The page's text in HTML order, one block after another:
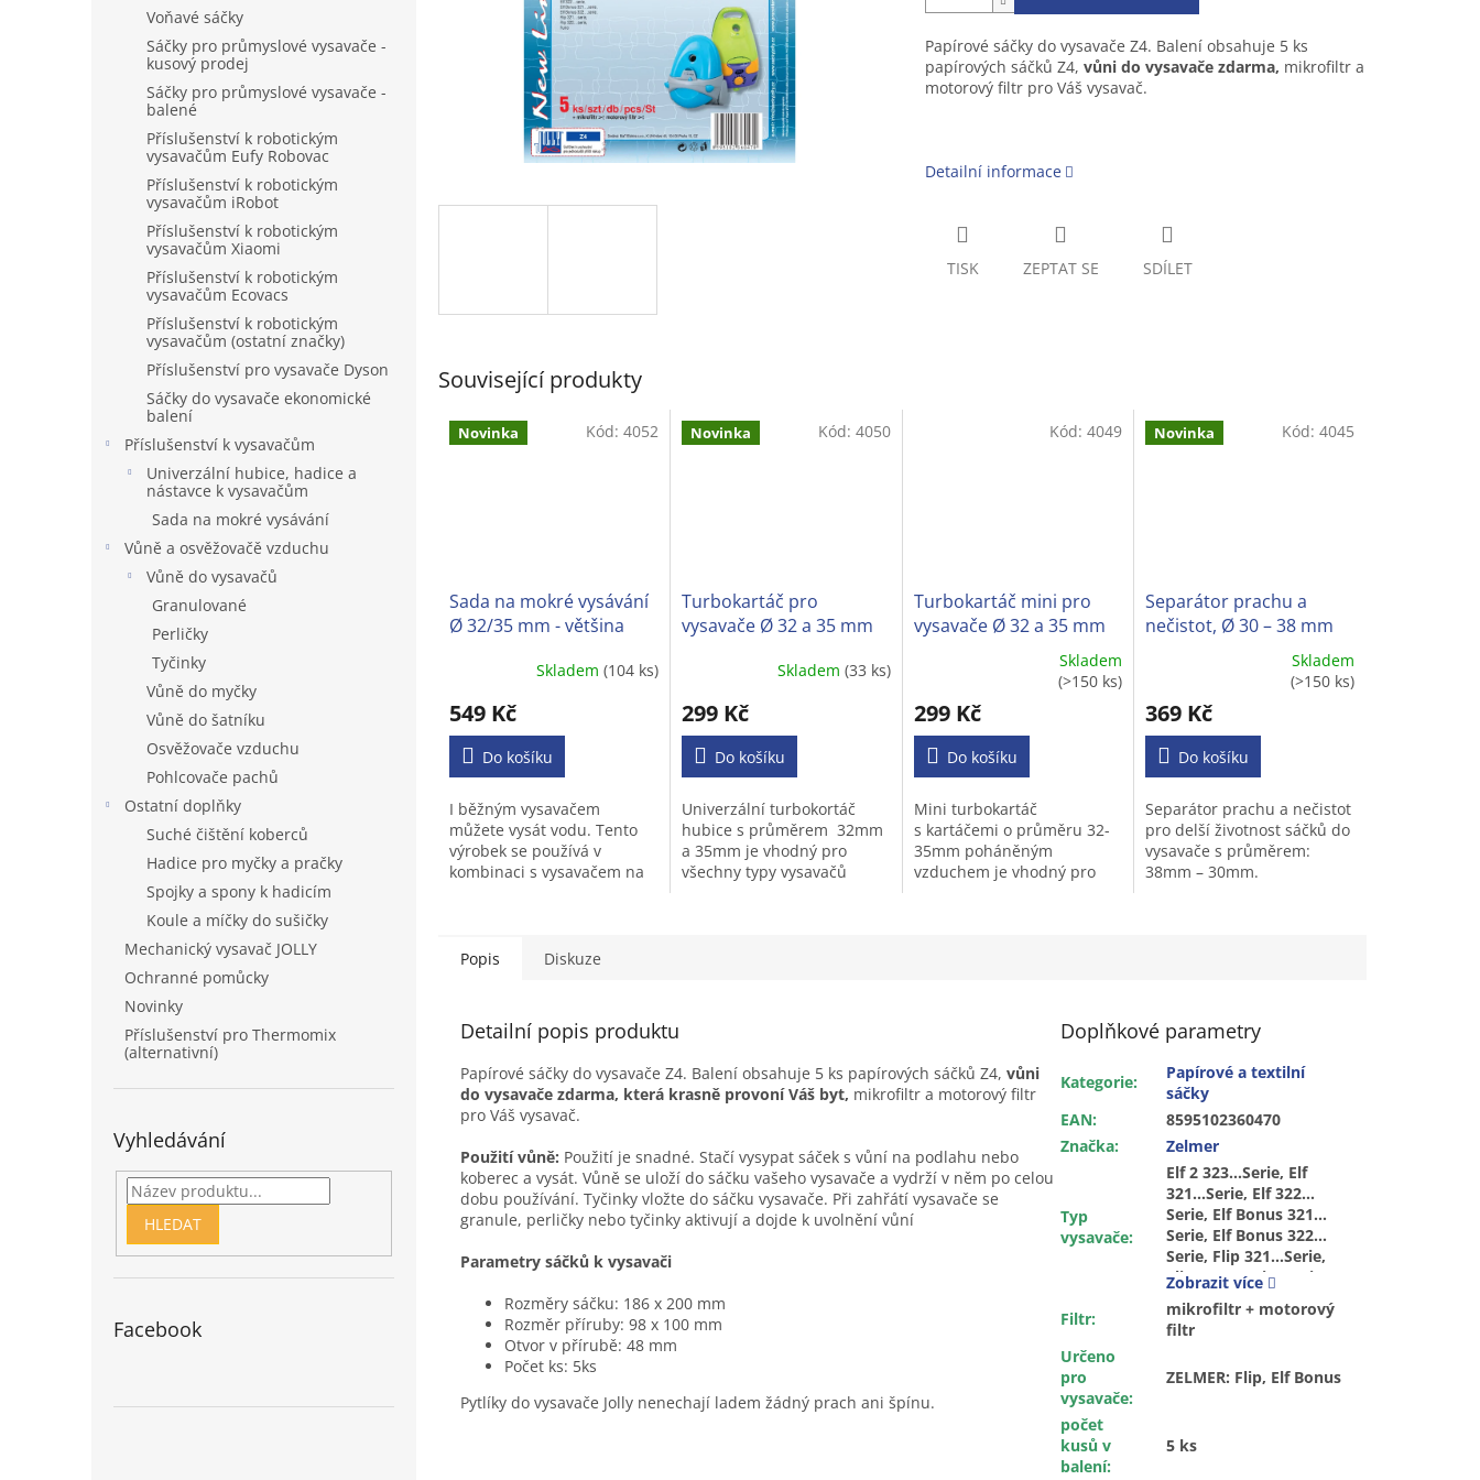
Voňavé sáčky
Sáčky pro průmyslové vysavače -
kusový prodej
Sáčky pro průmyslové vysavače -
balené
Příslušenství k robotickým
vysavačům Eufy Robovac
Příslušenství k robotickým
vysavačům iRobot
Příslušenství k robotickým
vysavačům Xiaomi
Příslušenství k robotickým
vysavačům Ecovacs
Příslušenství k robotickým
vysavačům (ostatní značky)
Příslušenství pro vysavače Dyson
Sáčky do vysavače ekonomické
balení
Příslušenství k vysavačům
Univerzální hubice, hadice a
nástavce k vysavačům
Sada na mokré vysávání
Vůně a osvěžovačě vzduchu
Vůně do vysavačů
Granulované
Perličky
Tyčinky
Vůně do myčky
Vůně do šatníku
Osvěžovače vzduchu
Pohlcovače pachů
Ostatní doplňky
Suché čištění koberců
Hadice pro myčky a pračky
Spojky a spony k hadicím
Koule a míčky do sušičky
Mechanický vysavač JOLLY
Ochranné pomůcky
Novinky
Příslušenství pro Thermomix
(alternativní)
Vyhledávání
HLEDAT
Facebook
Papírové sáčky do vysavače Z4. Balení obsahuje 5 ks
papírových sáčků Z4, vůni do vysavače zdarma, mikrofiltr a
motorový filtr pro Váš vysavač.
Detailní informace
TISK ZEPTAT SE SDÍLET
Související produkty
Novinka
Sada na mokré vysávání
Ø 32/35 mm - většina
produktu
je
z
hvězdiček.
Skladem (104 ks)
549 Kč
Do košíku
I běžným vysavačem
můžete vysát vodu. Tento
výrobek se používá v
kombinaci s vysavačem na
moč...
Kód: 4052 Novinka
Turbokartáč pro
vysavače Ø 32 a 35 mm
produktu
je
z
hvězdiček.
Skladem (33 ks)
299 Kč
Do košíku
Univerzální turbokortáč
hubice s průměrem 32mm
a 35mm je vhodný pro
všechny typy vysavačů
Kód: 4050
Turbokartáč mini pro
vysavače Ø 32 a 35 mm
produktu
je
z
hvězdiček.
Skladem
(>150 ks)
299 Kč
Do košíku
Mini turbokartáč
s kartáčemi o průměru 32-
35mm poháněným
vzduchem je vhodný pro
Kód:4049 Novinka
Separátor prachu a
nečistot, Ø 30 – 38 mm
produktu
je
z
hvězdiček.
Skladem
(>150 ks)
369 Kč
Do košíku
Separátor prachu a nečistot
pro delší životnost sáčků do
vysavače s průměrem:
38mm – 30mm.
Kód: 4045
Popis Diskuze
Detailní popis produktu
Papírové sáčky do vysavače Z4. Balení obsahuje 5 ks papírových sáčků Z4, vůni
do vysavače zdarma, která krasně provoní Váš byt, mikrofiltr a motorový filtr
pro Váš vysavač.
Použití vůně: Použití je snadné. Stačí vysypat sáček s vůní na podlahu nebo
koberec a vysát. Vůně se uloží do sáčku vašeho vysavače a vydrží v něm po celou
dobu používání. Tyčinky vložte do sáčku vysavače. Při zahřátí vysavače se
granule, perličky nebo tyčinky aktivují a dojde k uvolnění vůní
Parametry sáčků k vysavači
Rozměry sáčku: 186 x 200 mm
Rozměr příruby: 98 x 100 mm
Otvor v přírubě: 48 mm
Počet ks: 5ks
Pytlíky do vysavače Jolly nenechají ladem žádný prach ani špínu.
Doplňkové parametry
Kategorie:
Papírové a textilní
sáčky
EAN:
8595102360470
Značka: Zelmer
Typ
vysavače:
Elf 2 323…Serie, Elf
321…Serie, Elf 322…
Serie, Elf Bonus 321…
Serie, Elf Bonus 322…
Serie, Flip 321…Serie,
Flip 322…Serie, Furio
Zobrazit více
Filtr:
mikrofiltr + motorový
filtr
Určeno
pro
vysavače:
ZELMER: Flip, Elf Bonus
počet
kusů v
balení:
5 ks